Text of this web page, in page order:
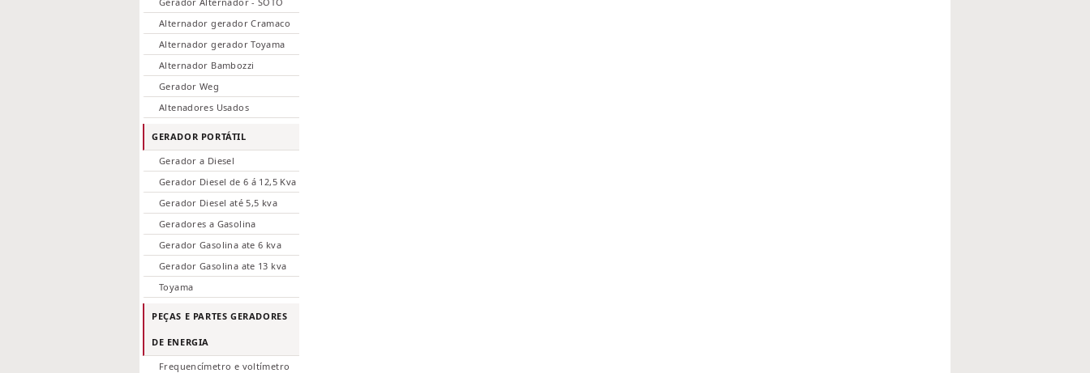
Alternador gerador Cramaco
Alternador gerador Toyama
Alternador Bambozzi
Gerador Weg
Altenadores Usados
GERADOR PORTÁTIL
Gerador a Diesel
Gerador Diesel de 6 á 12,5 Kva
Gerador Diesel até 5,5 kva
Geradores a Gasolina
Gerador Gasolina ate 6 kva
Gerador Gasolina ate 13 kva
Toyama
PEÇAS E PARTES GERADORES
DE ENERGIA
Frequencímetro e voltímetro